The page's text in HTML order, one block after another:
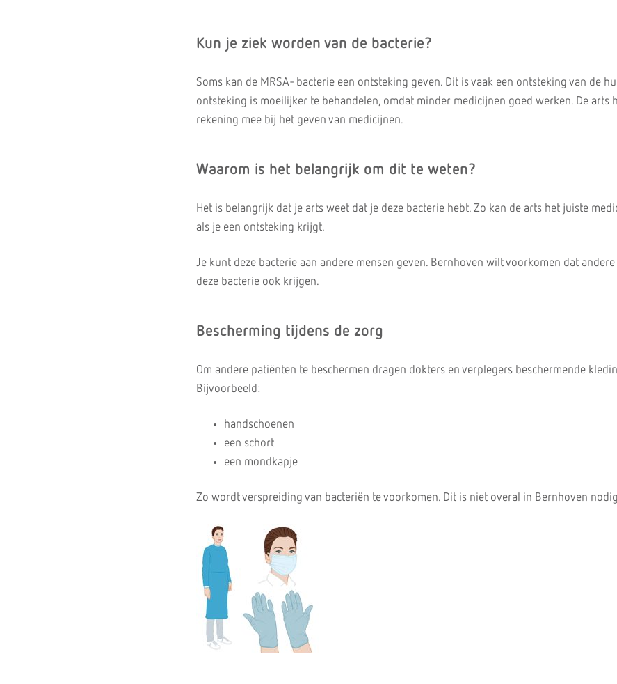
Kun je ziek worden van de bacterie?
Soms kan de MRSA- bacterie een ontsteking geven. Dit is vaak een ontsteking van de
ontsteking is moeilijker te behandelen, omdat minder medicijnen goed werken. De arts
rekening mee bij het geven van medicijnen.
Waarom is het belangrijk om dit te weten?
Het is belangrijk dat je arts weet dat je deze bacterie hebt. Zo kan de arts het juiste
als je een ontsteking krijgt.
Je kunt deze bacterie aan andere mensen geven. Bernhoven wilt voorkomen dat
deze bacterie ook krijgen.
Bescherming tijdens de zorg
Om andere patiënten te beschermen dragen dokters en verplegers beschermende
Bijvoorbeeld:
handschoenen
een schort
een mondkapje
Zo wordt verspreiding van bacteriën te voorkomen. Dit is niet overal in Bernhoven